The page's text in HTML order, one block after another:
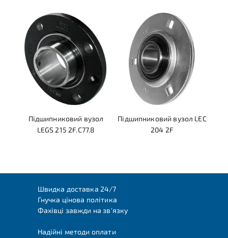
Підшипниковий вузол
LEGS 215 2F.C77.8
Підшипниковий вузол LEC
204 2F
Швидка доставка 24/7
Гнучка цінова політика
Фахівці завжди на зв'язку
Надійні методи оплати